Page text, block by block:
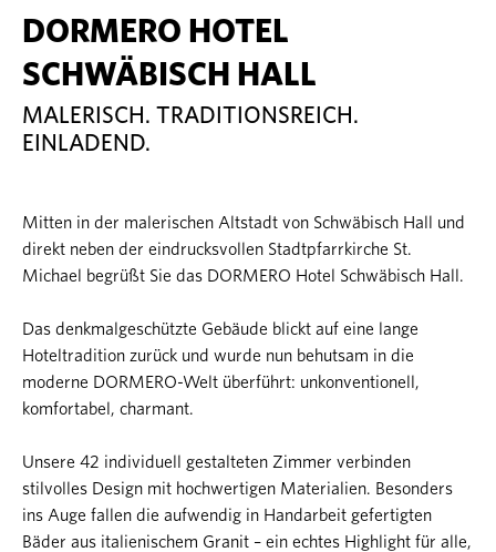
DORMERO HOTEL
SCHWÄBISCH HALL
MALERISCH. TRADITIONSREICH.
EINLADEND.
Mitten in der malerischen Altstadt von Schwäbisch Hall und
direkt neben der eindrucksvollen Stadtpfarrkirche St.
Michael begrüßt Sie das DORMERO Hotel Schwäbisch Hall.
Das denkmalgeschützte Gebäude blickt auf eine lange
Hoteltradition zurück und wurde nun behutsam in die
moderne DORMERO-Welt überführt: unkonventionell,
komfortabel, charmant.
Unsere 42 individuell gestalteten Zimmer verbinden
stilvolles Design mit hochwertigen Materialien. Besonders
ins Auge fallen die aufwendig in Handarbeit gefertigten
Bäder aus italienischem Granit – ein echtes Highlight für alle,